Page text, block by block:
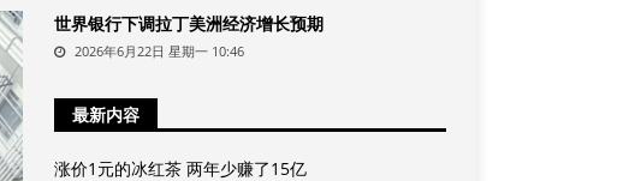
世界银行下调拉丁美洲经济增长预期
2026年6月22日 星期一 10:46
最新内容
涨价1元的冰红茶 两年少赚了15亿